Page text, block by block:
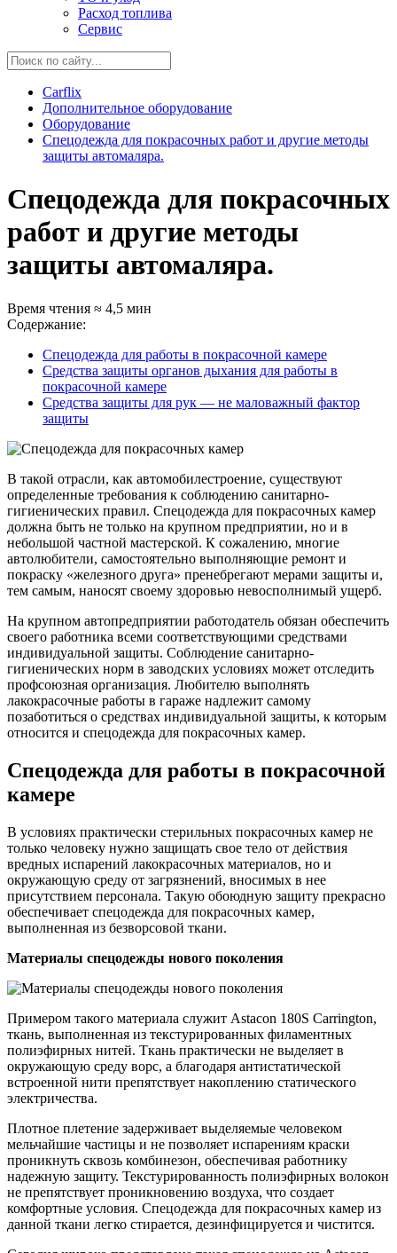
Расход топлива
Сервис
Carflix
Дополнительное оборудование
Оборудование
Спецодежда для покрасочных работ и другие методы
защиты автомаляра.
Спецодежда для покрасочных
работ и другие методы
защиты автомаляра.
Время чтения ≈ 4,5 мин
Содержание:
Спецодежда для работы в покрасочной камере
Средства защиты органов дыхания для работы в
покрасочной камере
Средства защиты для рук — не маловажный фактор
защиты
В такой отрасли, как автомобилестроение, существуют
определенные требования к соблюдению санитарно-
гигиенических правил. Спецодежда для покрасочных камер
должна быть не только на крупном предприятии, но и в
небольшой частной мастерской. К сожалению, многие
автолюбители, самостоятельно выполняющие ремонт и
покраску «железного друга» пренебрегают мерами защиты и,
тем самым, наносят своему здоровью невосполнимый ущерб.
На крупном автопредприятии работодатель обязан обеспечить
своего работника всеми соответствующими средствами
индивидуальной защиты. Соблюдение санитарно-
гигиенических норм в заводских условиях может отследить
профсоюзная организация. Любителю выполнять
лакокрасочные работы в гараже надлежит самому
позаботиться о средствах индивидуальной защиты, к которым
относится и спецодежда для покрасочных камер.
Спецодежда для работы в покрасочной
камере
В условиях практически стерильных покрасочных камер не
только человеку нужно защищать свое тело от действия
вредных испарений лакокрасочных материалов, но и
окружающую среду от загрязнений, вносимых в нее
присутствием персонала. Такую обоюдную защиту прекрасно
обеспечивает спецодежда для покрасочных камер,
выполненная из безворсовой ткани.
Материалы спецодежды нового поколения
Примером такого материала служит Astacon 180S Carrington,
ткань, выполненная из текстурированных филаментных
полиэфирных нитей. Ткань практически не выделяет в
окружающую среду ворс, а благодаря антистатической
встроенной нити препятствует накоплению статического
электричества.
Плотное плетение задерживает выделяемые человеком
мельчайшие частицы и не позволяет испарениям краски
проникнуть сквозь комбинезон, обеспечивая работнику
надежную защиту. Текстурированность полиэфирных волокон
не препятствует проникновению воздуха, что создает
комфортные условия. Спецодежда для покрасочных камер из
данной ткани легко стирается, дезинфицируется и чистится.